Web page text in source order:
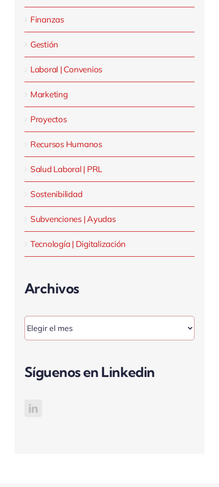
Finanzas
Gestión
Laboral | Convenios
Marketing
Proyectos
Recursos Humanos
Salud Laboral | PRL
Sostenibilidad
Subvenciones | Ayudas
Tecnología | Digitalización
Archivos
Síguenos en Linkedin